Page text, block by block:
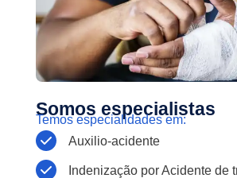
Somos especialistas
Temos especialidades em:
Auxilio-acidente
Indenização por Acidente de